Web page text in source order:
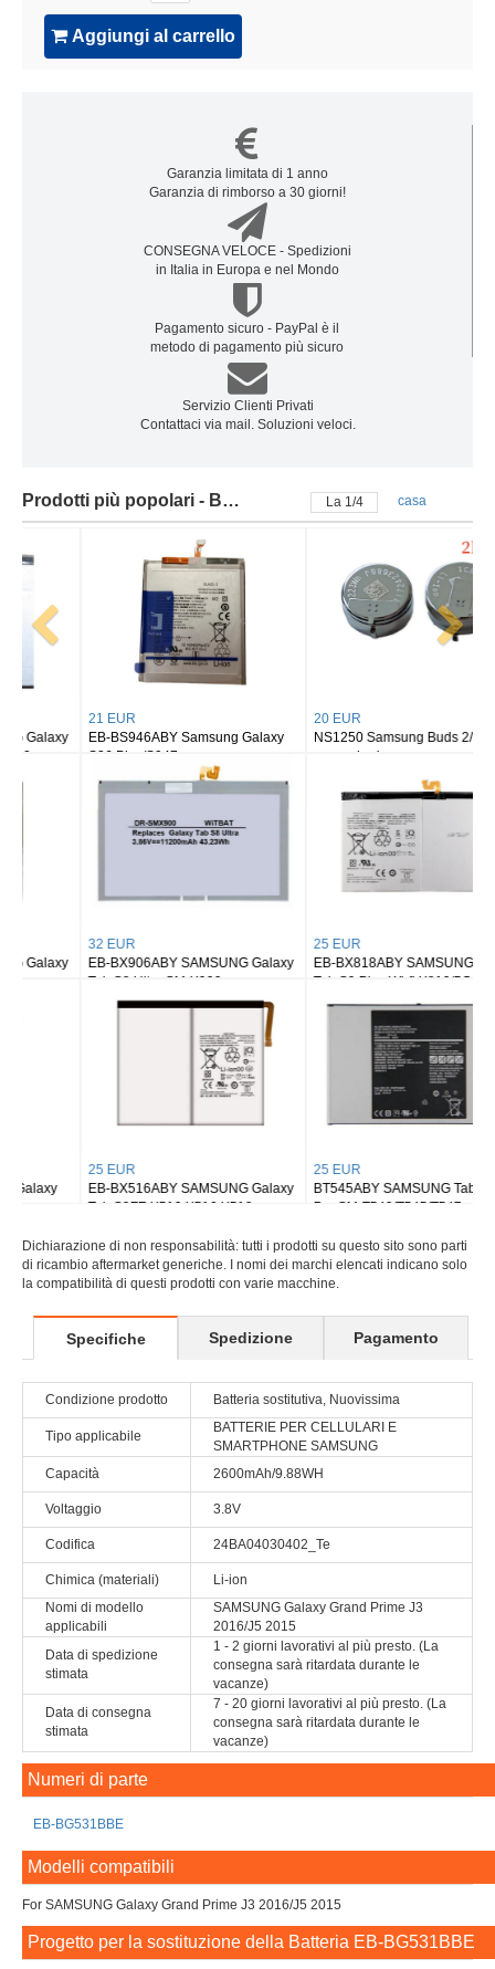
Aggiungi al carrello
Garanzia limitata di 1 anno
Garanzia di rimborso a 30 giorni!
CONSEGNA VELOCE - Spedizioni
in Italia in Europa e nel Mondo
Pagamento sicuro - PayPal è il
metodo di pagamento più sicuro
Servizio Clienti Privati
Contattaci via mail. Soluzioni veloci.
Prodotti più popolari - Batteria samsung La 2/4 casa
EB-BS946ABY Samsung Galaxy
S26 Plus/S947
NS1250 Samsung Buds 2/ buds 2
EB-BX906ABY SAMSUNG Galaxy
Tab S8 Ultra SM-X900
EB-BX818ABY SAMSUNG Galaxy
Tab S9 Plus Wi-fi X810/5G X816
EB-BX516ABY SAMSUNG Galaxy
Tab S9FE X510 X516 X518
BT545ABY SAMSUNG Tab Active
Pro SM-T540/T545/T547
Dichiarazione di non responsabilità: tutti i prodotti su questo sito sono parti
di ricambio aftermarket generiche. I nomi dei marchi elencati indicano solo
la compatibilità di questi prodotti con varie macchine.
Specifiche Spedizione Pagamento
Condizione prodotto Batteria sostitutiva, Nuovissima
Tipo applicabile
BATTERIE PER CELLULARI E
SMARTPHONE SAMSUNG
Capacità
2600mAh/9.88WH
Voltaggio 3.8V
Codifica 24BA04030402_Te
Chimica (materiali)
Li-ion
Nomi di modello
applicabili
SAMSUNG Galaxy Grand Prime J3
2016/J5 2015
Data di spedizione
stimata
1 - 2 giorni lavorativi al più presto. (La
consegna sarà ritardata durante le
vacanze)
Data di consegna
stimata
7 - 20 giorni lavorativi al più presto. (La
consegna sarà ritardata durante le
vacanze)
Numeri di parte
EB-BG531BBE
Modelli compatibili
For SAMSUNG Galaxy Grand Prime J3 2016/J5 2015
Progetto per la sostituzione della Batteria EB-BG531BBE